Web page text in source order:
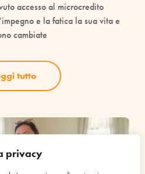
privacy
accesso al microcredito
e la fatica la sua vita e
cambiate
tutto